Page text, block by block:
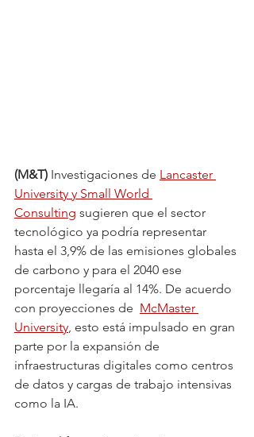
(M&T) Investigaciones de Lancaster
University y Small World
Consulting sugieren que el sector
tecnológico ya podría representar
hasta el 3,9% de las emisiones globales
de carbono y para el 2040 ese
porcentaje llegaría al 14%. De acuerdo
con proyecciones de McMaster
University , esto está impulsado en gran
parte por la expansión de
infraestructuras digitales como centros
de datos y cargas de trabajo intensivas
como la IA.